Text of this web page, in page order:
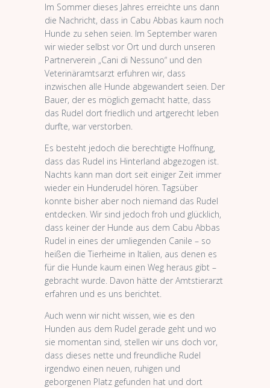
Im Sommer dieses Jahres erreichte uns dann
die Nachricht, dass in Cabu Abbas kaum noch
Hunde zu sehen seien. Im September waren
wir wieder selbst vor Ort und durch unseren
Partnerverein „Cani di Nessuno“ und den
Veterinäramtsarzt erfuhren wir, dass
inzwischen alle Hunde abgewandert seien. Der
Bauer, der es möglich gemacht hatte, dass
das Rudel dort friedlich und artgerecht leben
durfte, war verstorben.
Es besteht jedoch die berechtigte Hoffnung,
dass das Rudel ins Hinterland abgezogen ist.
Nachts kann man dort seit einiger Zeit immer
wieder ein Hunderudel hören. Tagsüber
konnte bisher aber noch niemand das Rudel
entdecken. Wir sind jedoch froh und glücklich,
dass keiner der Hunde aus dem Cabu Abbas
Rudel in eines der umliegenden Canile – so
heißen die Tierheime in Italien, aus denen es
für die Hunde kaum einen Weg heraus gibt –
gebracht wurde. Davon hätte der Amtstierarzt
erfahren und es uns berichtet.
Auch wenn wir nicht wissen, wie es den
Hunden aus dem Rudel gerade geht und wo
sie momentan sind, stellen wir uns doch vor,
dass dieses nette und freundliche Rudel
irgendwo einen neuen, ruhigen und
geborgenen Platz gefunden hat und dort